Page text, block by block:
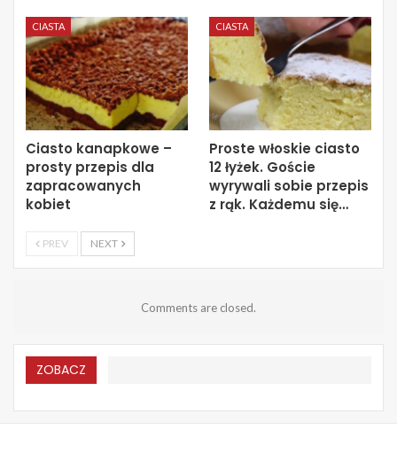
CIASTA
Ciasto kanapkowe –
prosty przepis dla
zapracowanych
kobiet
CIASTA
Proste włoskie ciasto
12 łyżek. Goście
wyrywali sobie przepis
z rąk. Każdemu się…
PREV NEXT
Comments are closed.
ZOBACZ